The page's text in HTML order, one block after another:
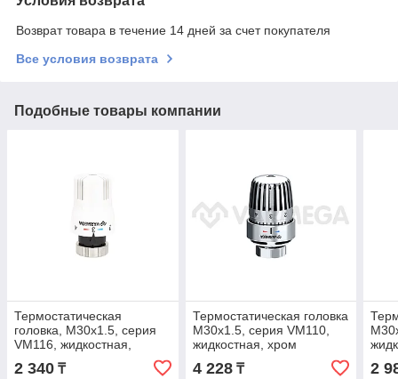
Возврат товара в течение 14 дней за счет покупателя
Все условия возврата
Подобные товары компании
Термостатическая
головка, M30х1.5, серия
VM116, жидкостная,
белая, Varmega
2 340 ₸
Термостатическая головка
M30х1.5, серия VM110,
жидкостная, хром
4 228₸ 2